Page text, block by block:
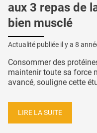
aux 3 repas de
bien musclé
Actualité publiée il y a 8
Consommer des
maintenir toute sa force
avancé, souligne cette
LIRE LA SUITE